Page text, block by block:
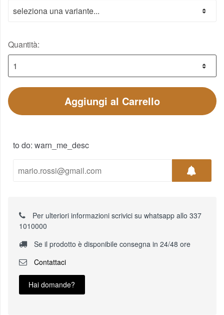
Quantità:
Aggiungi al Carrello
to do: warn_me_desc
Per ulteriori informazioni scrivici su whatsapp allo 337
1010000
Se il prodotto è disponibile consegna in 24/48 ore
Contattaci
Hai domande?